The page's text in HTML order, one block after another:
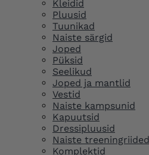
Kleidid
Pluusid
Tuunikad
Naiste särgid
Joped
Püksid
Seelikud
Joped ja mantlid
Vestid
Naiste kampsunid
Kapuutsid
Dressipluusid
Naiste treeningriided
Komplektid